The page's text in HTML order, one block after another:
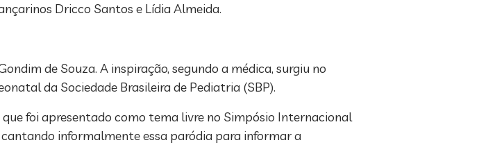
Dricco Santos e Lídia Almeida.
de Souza. A inspiração, segundo a médica, surgiu no
da Sociedade Brasileira de Pediatria (SBP).
foi apresentado como tema livre no Simpósio Internacional
informalmente essa paródia para informar a